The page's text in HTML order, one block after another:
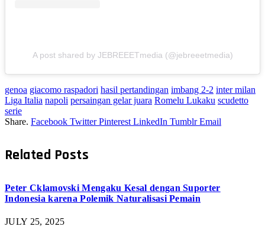
A post shared by JEBREEETmedia (@jebreeetmedia)
genoa giacomo raspadori hasil pertandingan imbang 2-2 inter milan
Liga Italia napoli persaingan gelar juara Romelu Lukaku scudetto
serie
Share. Facebook Twitter Pinterest LinkedIn Tumblr Email
Related Posts
Peter Cklamovski Mengaku Kesal dengan Suporter
Indonesia karena Polemik Naturalisasi Pemain
JULY 25, 2025